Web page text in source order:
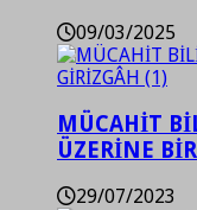
09/03/2025
MÜCAHİT
ÜZERİNE
29/07/2023